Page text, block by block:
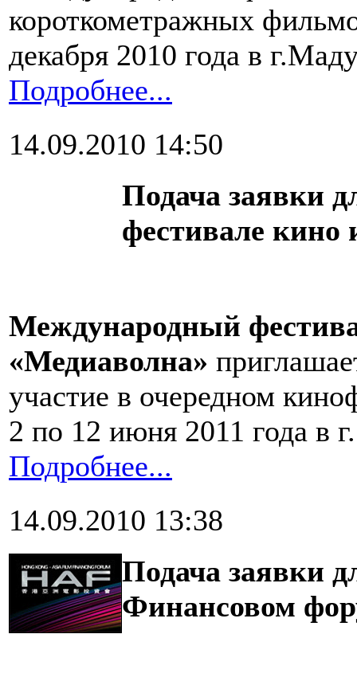
короткометражных
декабря 2010 года в
Подробнее...
14.09.2010 14:50
Подача заявки
фестивале
Международный
«Медиаволна»
участие в очередном
2 по 12 июня 2011 года в
Подробнее...
14.09.2010 13:38
Подача заявки
Финансовом